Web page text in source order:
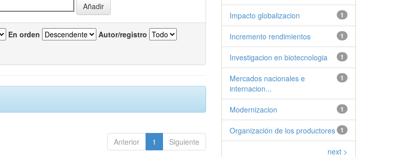
En orden Autor/registro
Anterior 1 Siguiente
1
Impacto globalizacion
1
Incremento rendimientos
1
Investigacion en biotecnologia
1
Mercados nacionales e
internacion...
1
Modernizacion
1
Organización de los productores
next >